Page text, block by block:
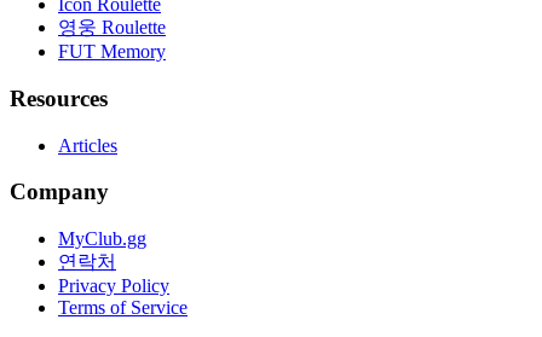
Icon Roulette
영웅 Roulette
FUT Memory
Resources
Articles
Company
MyClub.gg
연락처
Privacy Policy
Terms of Service